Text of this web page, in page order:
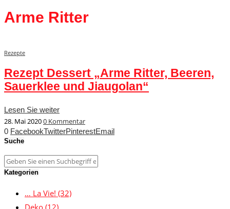
Arme Ritter
Rezepte
Rezept Dessert „Arme Ritter, Beeren,
Sauerklee und Jiaugolan“
Lesen Sie weiter
28. Mai 20200 Kommentar
0 FacebookTwitterPinterestEmail
Suche
Kategorien
… La Vie! (32)